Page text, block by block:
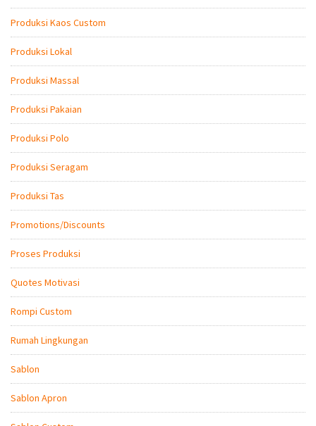
Produksi Kaos Custom
Produksi Lokal
Produksi Massal
Produksi Pakaian
Produksi Polo
Produksi Seragam
Produksi Tas
Promotions/Discounts
Proses Produksi
Quotes Motivasi
Rompi Custom
Rumah Lingkungan
Sablon
Sablon Apron